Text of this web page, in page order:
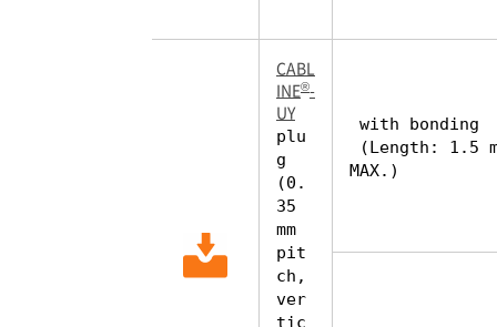
CABL
INE®-
UY
plu
g
(0.
35
mm
pit
ch,
ver
tic
with bonding
(Length: 1.5
MAX.)